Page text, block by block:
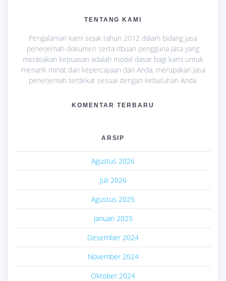
TENTANG KAMI
Pengalaman kami sejak tahun 2012 dalam bidang jasa
penerjemah dokumen serta ribuan pengguna jasa yang
merasakan kepuasan adalah modal dasar bagi kami untuk
menarik minat dan kepercayaan dari Anda, merupakan jasa
penerjemah terdekat sesuai dengan kebutuhan Anda.
KOMENTAR TERBARU
ARSIP
Agustus 2026
Juli 2026
Agustus 2025
Januari 2025
Desember 2024
November 2024
Oktober 2024